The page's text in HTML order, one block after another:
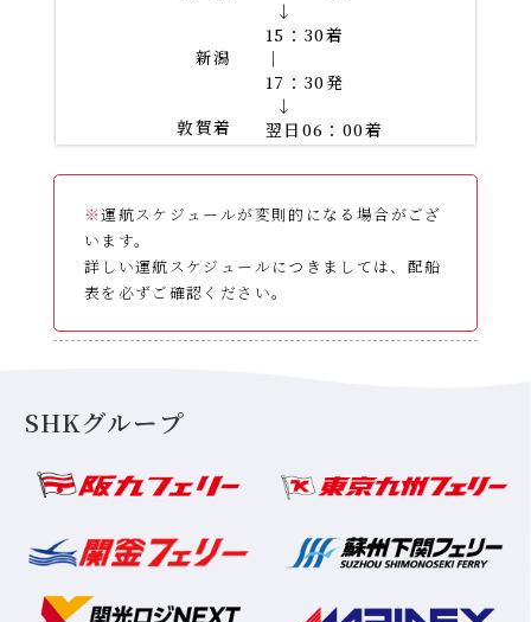
新潟
敦賀着
→
15：30着
｜
17：30発
→
翌日06：00着
※運航スケジュールが変則的になる場合がござ
います。
詳しい運航スケジュールにつきましては、配船
表を必ずご確認ください。
配船表
2026年8月
2026年10月
SHKグループ